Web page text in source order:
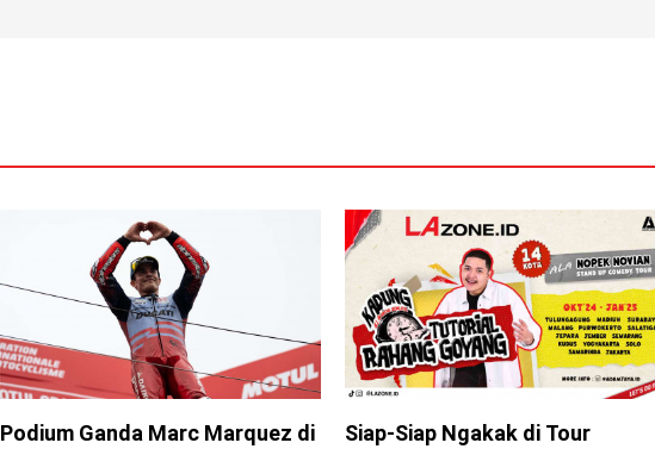
Podium Ganda Marc Marquez di
Siap-Siap Ngakak di Tour